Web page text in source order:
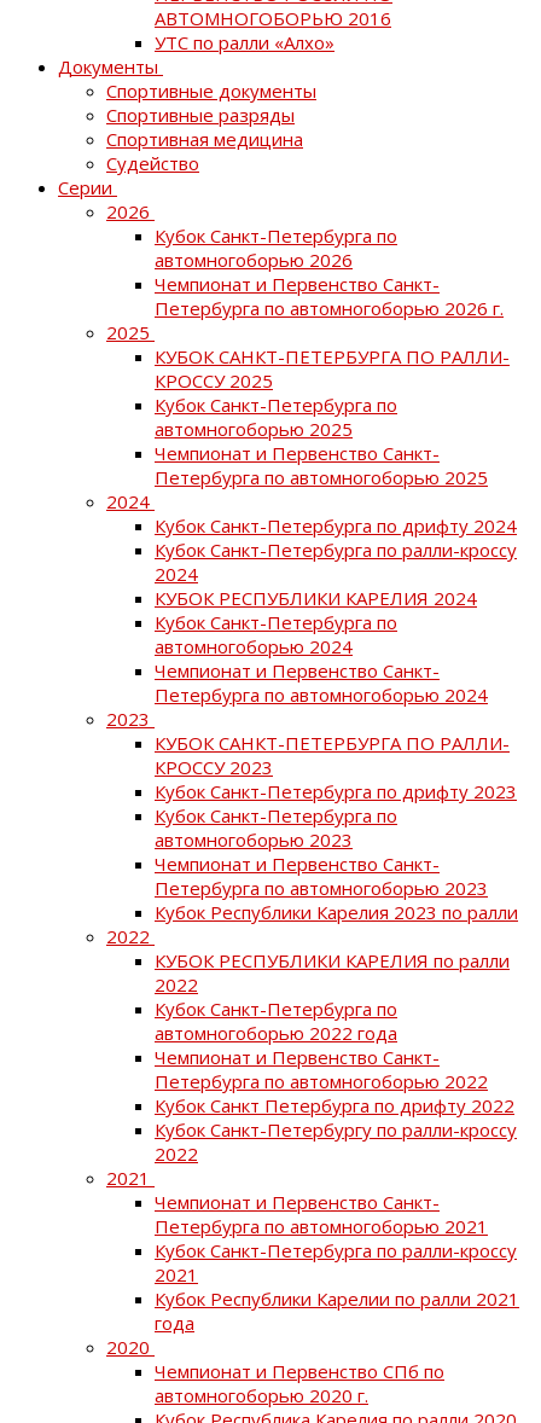
АВТОМНОГОБОРЬЮ 2016
УТС по ралли «Алхо»
Документы
Спортивные документы
Спортивные разряды
Спортивная медицина
Судейство
Серии
2026
Кубок Санкт-Петербурга по
автомногоборью 2026
Чемпионат и Первенство Санкт-
Петербурга по автомногоборью 2026 г.
2025
КУБОК САНКТ-ПЕТЕРБУРГА ПО РАЛЛИ-
КРОССУ 2025
Кубок Санкт-Петербурга по
автомногоборью 2025
Чемпионат и Первенство Санкт-
Петербурга по автомногоборью 2025
2024
Кубок Санкт-Петербурга по дрифту 2024
Кубок Санкт-Петербурга по ралли-кроссу
2024
КУБОК РЕСПУБЛИКИ КАРЕЛИЯ 2024
Кубок Санкт-Петербурга по
автомногоборью 2024
Чемпионат и Первенство Санкт-
Петербурга по автомногоборью 2024
2023
КУБОК САНКТ-ПЕТЕРБУРГА ПО РАЛЛИ-
КРОССУ 2023
Кубок Санкт-Петербурга по дрифту 2023
Кубок Санкт-Петербурга по
автомногоборью 2023
Чемпионат и Первенство Санкт-
Петербурга по автомногоборью 2023
Кубок Республики Карелия 2023 по ралли
2022
КУБОК РЕСПУБЛИКИ КАРЕЛИЯ по ралли
2022
Кубок Санкт-Петербурга по
автомногоборью 2022 года
Чемпионат и Первенство Санкт-
Петербурга по автомногоборью 2022
Кубок Санкт Петербурга по дрифту 2022
Кубок Санкт-Петербургу по ралли-кроссу
2022
2021
Чемпионат и Первенство Санкт-
Петербурга по автомногоборью 2021
Кубок Санкт-Петербурга по ралли-кроссу
2021
Кубок Республики Карелии по ралли 2021
года
2020
Чемпионат и Первенство СПб по
автомногоборью 2020 г.